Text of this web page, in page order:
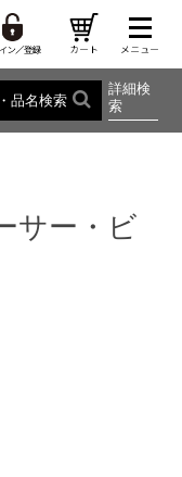
品名検索
詳細検
索
サー・ビ